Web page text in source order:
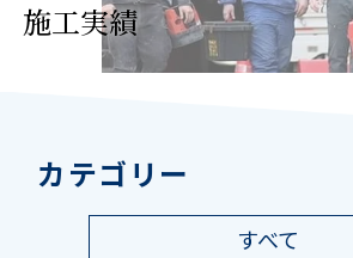
施工実績
カテゴリー
すべて